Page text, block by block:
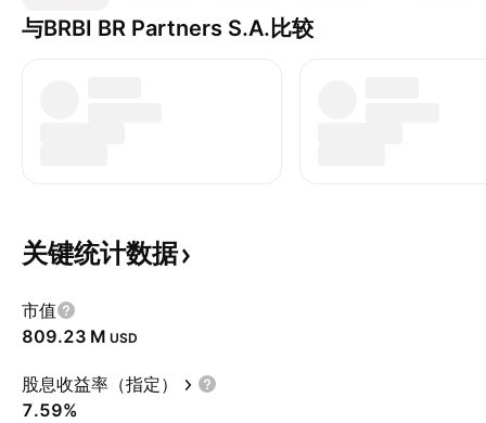
与BRBI BR Partners S.A.比较
关键统计数据
市值
‪809.23 M‬ USD
股息收益率（指定）
7.59%